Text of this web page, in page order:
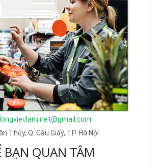
Thủy, Q. Cầu Giấy, TP. Hà Nội
BẠN QUAN TÂM